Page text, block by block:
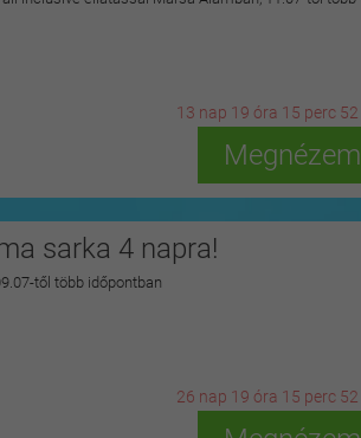
13 nap 19 óra 15 perc 51
Megnézem
sarka 4 napra!
től több időpontban
26 nap 19 óra 15 perc 51